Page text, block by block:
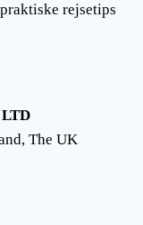
rejsetips
The UK